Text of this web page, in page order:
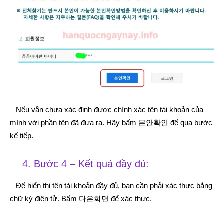
– Nếu vẫn chưa xác định được chính xác tên tài khoản của
mình với phần tên đã đưa ra. Hãy bấm 본안확인 để qua bước
kế tiếp.
4. Bước 4 – Kết quả đầy đủ:
– Để hiển thị tên tài khoản đầy đủ, bạn cần phải xác thực bằng
chữ ký điện tử. Bấm 다은화면 để xác thực.